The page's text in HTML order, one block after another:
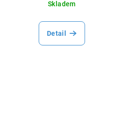
Skladem
Detail